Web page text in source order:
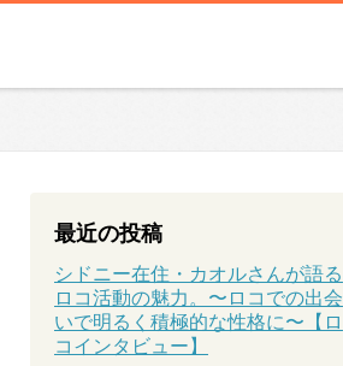
最近の投稿
シドニー在住・カオルさんが語る
ロコ活動の魅力。〜ロコでの出会
いで明るく積極的な性格に〜【ロ
コインタビュー】